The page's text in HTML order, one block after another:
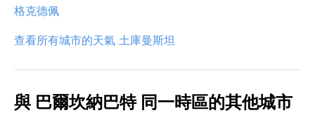
格克德佩
查看所有城市的天氣 土庫曼斯坦
與 巴爾坎納巴特 同一時區的其他城市